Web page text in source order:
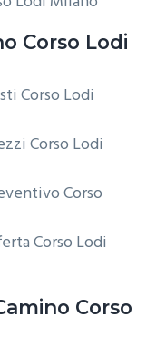
Corso Lodi
Corso Lodi
Corso Lodi
Corso
Corso Lodi
Corso